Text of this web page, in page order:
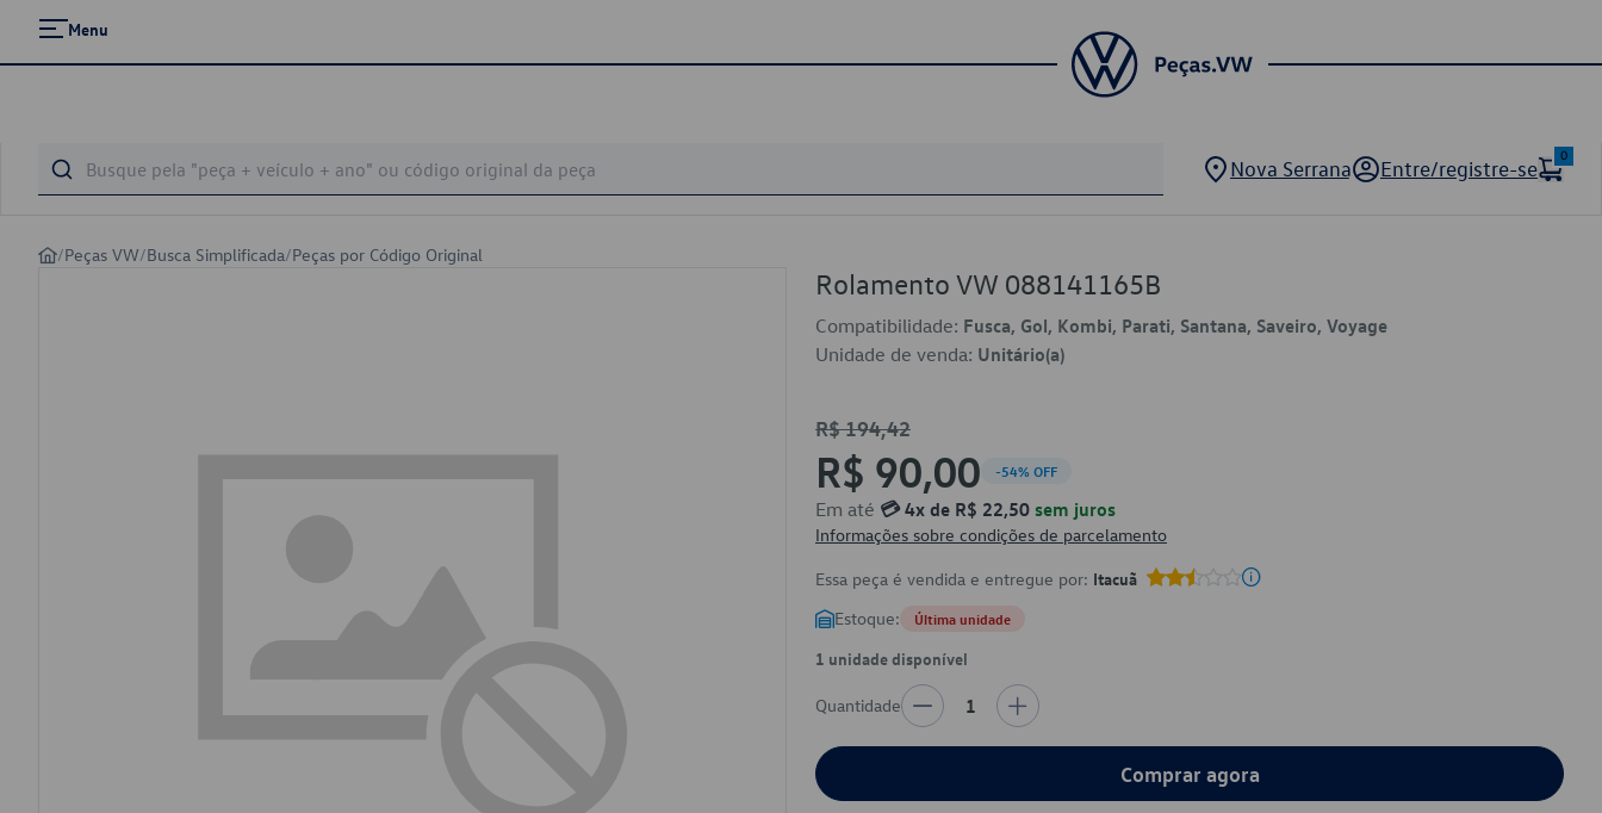
Menu
Nova Serrana Entre/registre-se
0
/Peças VW/Busca Simplificada/Peças por Código Original
Rolamento VW 088141165B
Compatibilidade: Fusca, Gol, Kombi, Parati, Santana, Saveiro, Voyage
Unidade de venda: Unitário(a)
R$ 194,42
R$ 90,00 -54% OFF
Em até 💳 4x de R$ 22,50 sem juros
Informações sobre condições de parcelamento
Essa peça é vendida e entregue por: Itacuã
Estoque: Última unidade
1 unidade disponível
Quantidade 1
Comprar agora